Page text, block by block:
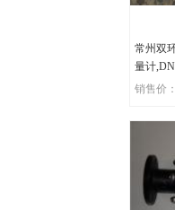
常州双
量计
销售价：
评分